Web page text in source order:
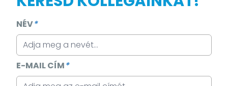
NÉV*
E-MAIL CÍM*